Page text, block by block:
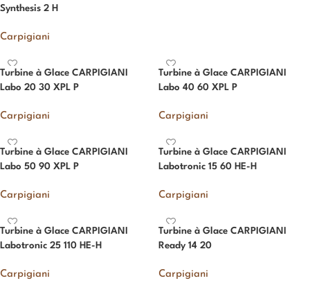
Synthesis 2 H
Carpigiani
Turbine à Glace CARPIGIANI
Labo 20 30 XPL P
Carpigiani
Turbine à Glace CARPIGIANI
Labo 40 60 XPL P
Carpigiani
Turbine à Glace CARPIGIANI
Labo 50 90 XPL P
Carpigiani
Turbine à Glace CARPIGIANI
Labotronic 15 60 HE-H
Carpigiani
Turbine à Glace CARPIGIANI
Labotronic 25 110 HE-H
Carpigiani
Turbine à Glace CARPIGIANI
Ready 14 20
Carpigiani